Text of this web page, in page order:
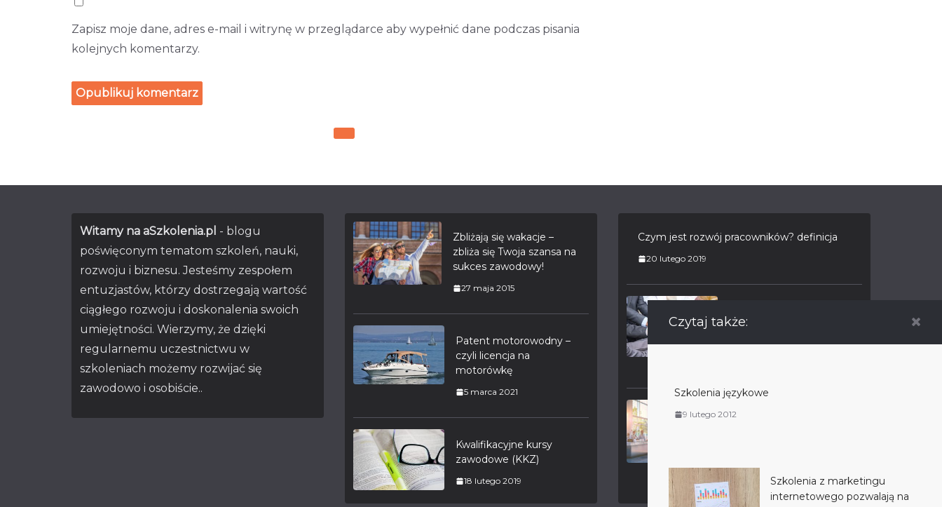
Zapisz moje dane, adres e-mail i witrynę w przeglądarce aby wypełnić dane podczas pisania
kolejnych komentarzy.
Witamy na aSzkolenia.pl - blogu
poświęconym tematom szkoleń, nauki,
rozwoju i biznesu. Jesteśmy zespołem
entuzjastów, którzy dostrzegają wartość
ciągłego rozwoju i doskonalenia swoich
umiejętności. Wierzymy, że dzięki
regularnemu uczestnictwu w
szkoleniach możemy rozwijać się
zawodowo i osobiście..
Zbliżają się wakacje –
zbliża się Twoja szansa na
sukces zawodowy!
27 maja 2015
Patent motorowodny –
czyli licencja na
motorówkę
5 marca 2021
Kwalifikacyjne kursy
zawodowe (KKZ)
18 lutego 2019
Czym jest rozwój pracowników? definicja
20 lutego 2019
stosować narzędzia
Znaczenie imprez
27 czerwca 2024
Czytaj także:
Szkolenia językowe
9 lutego 2012
Szkolenia z marketingu
internetowego pozwalają na